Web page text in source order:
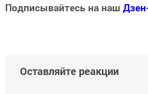
Подписывайтесь на наш
Оставляйте реакции